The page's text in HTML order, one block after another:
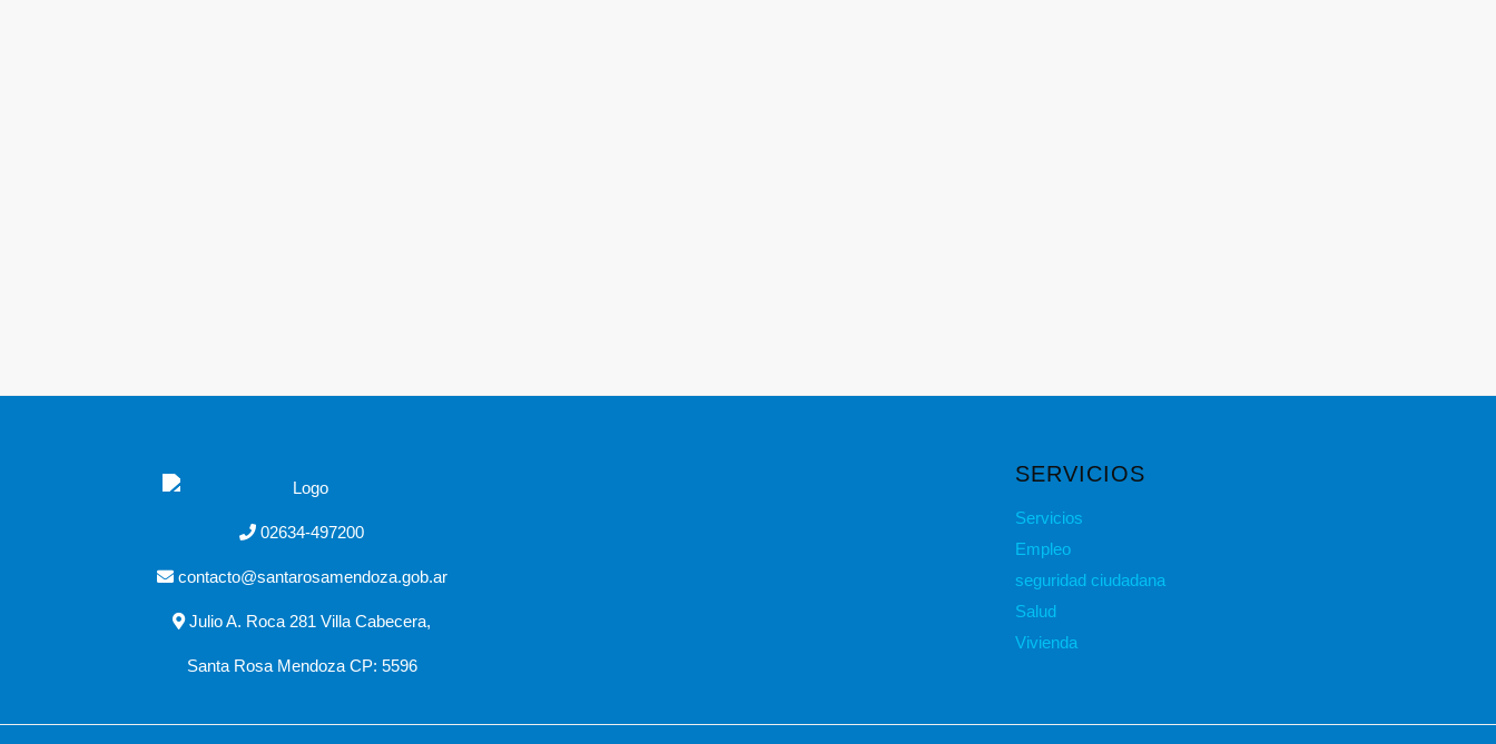
02634-497200
contacto@santarosamendoza.gob.ar
Julio A. Roca 281 Villa Cabecera,
Santa Rosa Mendoza CP: 5596
SERVICIOS
Servicios
Empleo
seguridad ciudadana
Salud
Vivienda